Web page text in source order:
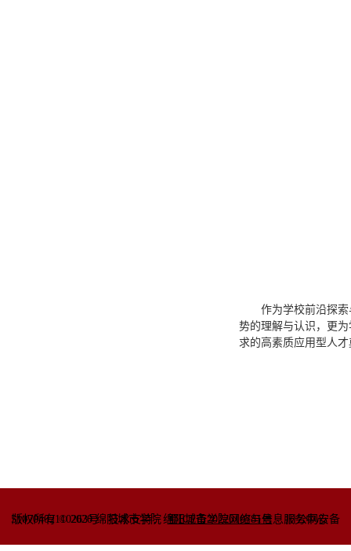
作为学校前沿探
势的理解与认识，更
求的高素质应用型人
版权所有 © 2020 绵阳城市学院蜀ICP备2022010781号 川公网安备
51070402110263号技术支持：绵阳城市学院网络与信息 服务中心